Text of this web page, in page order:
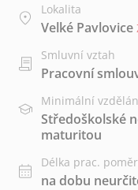
Lokalita
Velké Pavlovice
Smluvní vztah
Pracovní
Minimální
Středoškolské
maturitou
Délka prac.
na dobu